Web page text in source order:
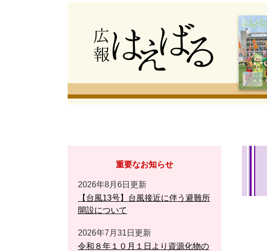
重要なお知らせ
2026年8月6日更新
【台風13号】台風接近に伴う避難所
開設について
2026年7月31日更新
令和８年１０月１日より資源化物の